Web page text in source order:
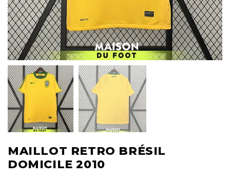
MAILLOT RETRO BRÉSIL
DOMICILE 2010